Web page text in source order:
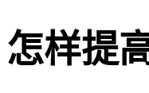
怎样提